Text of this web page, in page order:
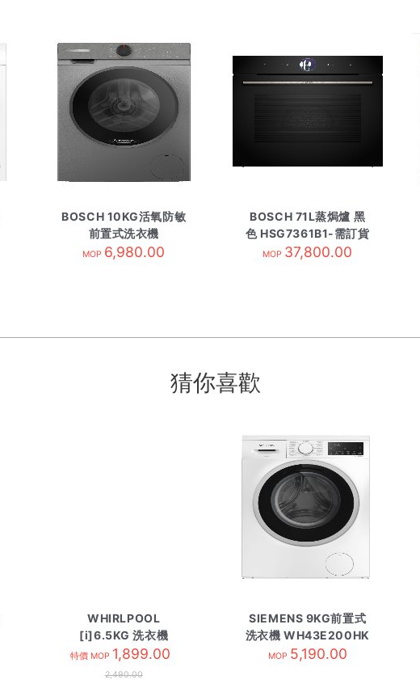
BOSCH 10KG活氧防敏
前置式洗衣機
WGG254E1HK 黑色
MOP 6,980.00
BOSCH 71L蒸焗爐 黑
色 HSG7361B1-需訂貨
MOP 37,800.00
猜你喜歡
WHIRLPOOL
[i]6.5KG 洗衣機
VEMC65811
特價 MOP 1,899.00
2,490.00
SIEMENS 9KG前置式
洗衣機 WH43E200HK
白色
MOP 5,190.00